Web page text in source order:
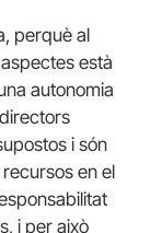
perquè al
està
autonomia
i són
en el
i per això